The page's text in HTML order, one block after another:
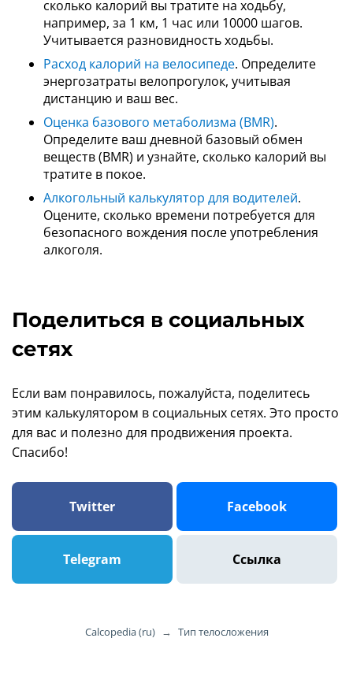
сколько калорий вы тратите на ходьбу,
например, за 1 км, 1 час или 10000 шагов.
Учитывается разновидность ходьбы.
Расход калорий на велосипеде. Определите
энергозатраты велопрогулок, учитывая
дистанцию и ваш вес.
Оценка базового метаболизма (BMR).
Определите ваш дневной базовый обмен
веществ (BMR) и узнайте, сколько калорий вы
тратите в покое.
Алкогольный калькулятор для водителей.
Оцените, сколько времени потребуется для
безопасного вождения после употребления
алкоголя.
Поделиться в социальных
сетях
Если вам понравилось, пожалуйста, поделитесь
этим калькулятором в социальных сетях. Это просто
для вас и полезно для продвижения проекта.
Спасибо!
Twitter Facebook
Telegram Ссылка
Calcopedia (ru) → Тип телосложения